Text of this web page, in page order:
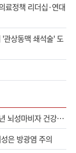
료정책 리더십·연대
관상동맥 쇄석술' 도
건강보험 확대 적용
은 방광염 주의